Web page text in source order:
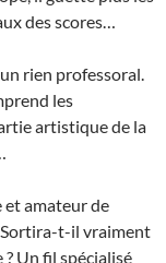
des scores…
rien professoral.
les
artistique de la
et amateur de
Sortira-t-il vraiment
Un fil spécialisé